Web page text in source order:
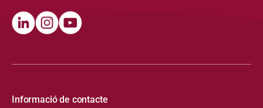
Informació de contacte